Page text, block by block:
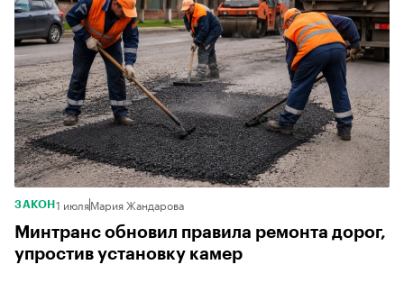
ЗАКОН 1 июляМария Жандарова
Минтранс обновил правила ремонта дорог,
упростив установку камер